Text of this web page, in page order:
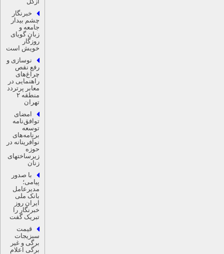
خبرنگار
چشم بیدار
جامعه و
زبان گویای
روزگار
خویش است
نوسازی و
رفع نقص
چراغ‌های
راهنمایی در
معابر پرتردد
منطقه ۲
تهران
امضای
توافق‌نامه
توسعه
برنامه‌های
نوآفرینانه در
حوزه
زیرساخت‏های
زنان
با صدور
پیامی؛
مدیرعامل
بانک ملی
ایران روز
خبرنگار را
تبریک گفت
قیمت
سبزیجات
برگی و غیر
برگی اعلام